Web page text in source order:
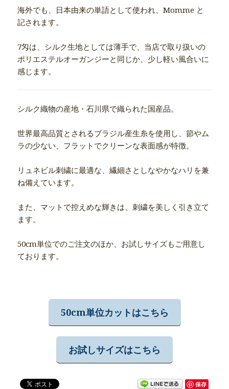
海外でも、日本由来の単語として使われ、Momme と
記されます。
7匁は、シルク生地としては薄手で、当店で取り扱いの
ポリエステルオーガンジーと同じか、少し軽い風合いに
感じます。
シルク織物の産地・石川県で織られた国産品。
世界最高品質とされるブラジル産生糸を使用し、節やム
ラの少ない、フラットでクリーンな表面感が特徴。
リュネビル刺繍に最適な、繊細さとしなやかなハリを兼
ね備えています。
また、マットで控えめな輝きは、刺繍を美しく引き立て
ます。
50cm単位でのご注文のほか、お試しサイズもご用意し
ております。
50cm単位カットはこちら
お試しサイズはこちら
保存